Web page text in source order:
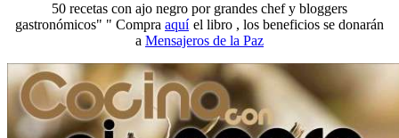
50 recetas con ajo negro por grandes chef y bloggers
gastronómicos" " Compra aquí el libro , los beneficios se donarán
a Mensajeros de la Paz